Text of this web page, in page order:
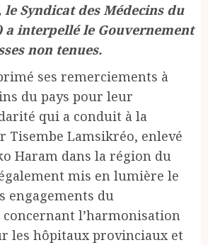
le Syndicat des Médecins du
a interpellé le Gouvernement
non tenues.
ses remerciements à
du pays pour leur
qui a conduit à la
Tisembe Lamsikréo, enlevé
Haram dans la région du
mis en lumière le
engagements du
l’harmonisation
les hôpitaux provinciaux et